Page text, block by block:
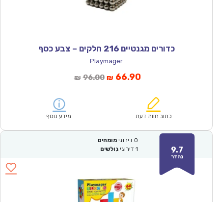
כדורים מגנטיים 216 חלקים – צבע כסף
Playmager
₪ 96.00המחיר
₪96.00.
₪ 66.90המחיר
הוא:
כתוב חוות דעת מידע נוסף
9.7
נהדר
0 דירוגי מומחים
1 דירוגי גולשים